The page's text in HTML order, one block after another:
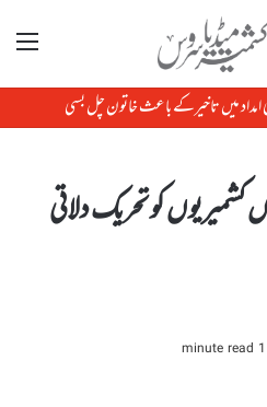
مینو
امداد میں تاخیرکے باعث خاتون چل بسی
کشمیریوں کو تحریک دلاتی